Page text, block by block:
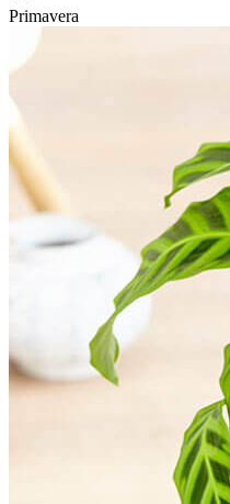
Primavera